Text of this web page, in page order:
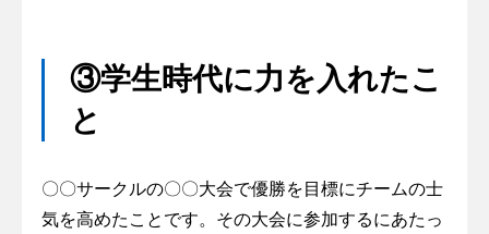
③学生時代に力を入れたこ
と
〇〇サークルの〇〇大会で優勝を目標にチームの士
気を高めたことです。その大会に参加するにあたっ